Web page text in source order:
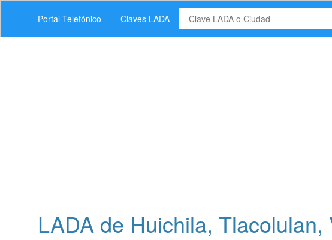
Portal Telefónico Claves LADA
LADA de Huichila, Tlacolulan,